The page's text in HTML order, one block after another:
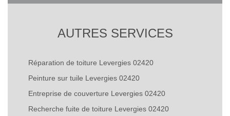
AUTRES SERVICES
Réparation de toiture Levergies 02420
Peinture sur tuile Levergies 02420
Entreprise de couverture Levergies 02420
Recherche fuite de toiture Levergies 02420